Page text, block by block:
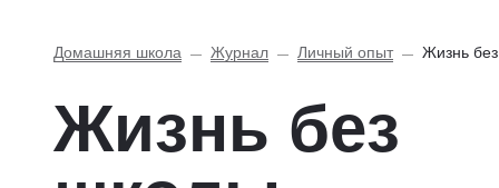
Домашняя школа Журнал Личный опыт Жизнь
Жизнь без